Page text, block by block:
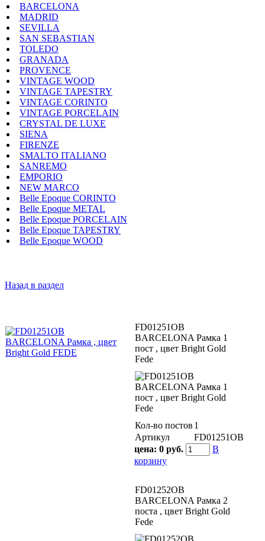
BARCELONA
MADRID
SEVILLA
SAN SEBASTIAN
TOLEDO
GRANADA
PROVENCE
VINTAGE WOOD
VINTAGE TAPESTRY
VINTAGE CORINTO
VINTAGE PORCELAIN
CRYSTAL DE LUXE
SIENA
FIRENZE
SMALTO ITALIANO
SANREMO
EMPORIO
NEW MARCO
Belle Epoque CORINTO
Belle Epoque METAL
Belle Epoque PORCELAIN
Belle Epoque TAPESTRY
Belle Epoque WOOD
Назад в раздел
FD01251OB
BARCELONA Рамка 1
пост , цвет Bright Gold
Fede
Кол-во постов 1
Артикул
FD01251OB
цена: 0 руб.
В
корзину
FD01252OB
BARCELONA Рамка 2
поста , цвет Bright Gold
Fede